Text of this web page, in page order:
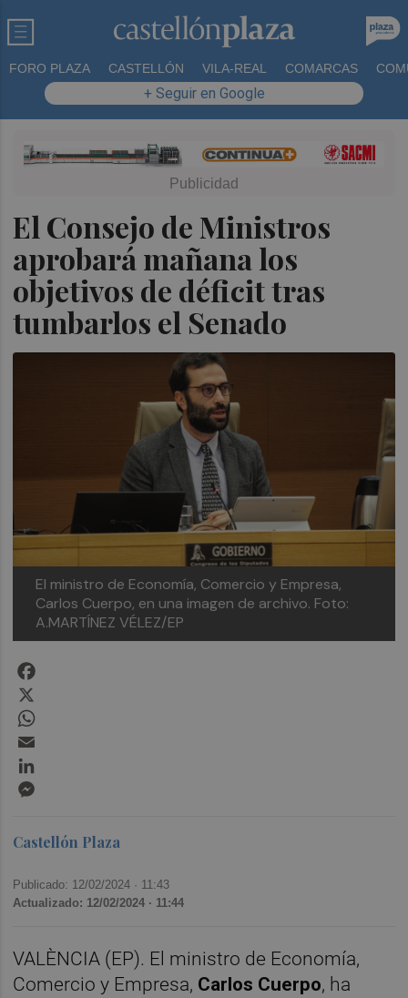
FORO PLAZA CASTELLÓN VILA-REAL COMARCAS
+ Seguir en Google
El Consejo de Ministros
aprobará mañana los
objetivos de déficit tras
tumbarlos el Senado
El ministro de Economía, Comercio y Empresa,
Carlos Cuerpo, en una imagen de archivo. Foto:
A.MARTÍNEZ VÉLEZ/EP
Castellón Plaza
Publicado: 12/02/2024 · 11:43
Actualizado: 12/02/2024 · 11:44
VALÈNCIA (EP). El ministro de Economía,
Comercio y Empresa, Carlos Cuerpo, ha